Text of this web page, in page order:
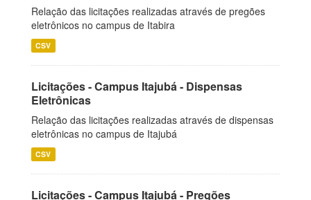
Relação das licitações realizadas através de pregões
eletrônicos no campus de Itabira
CSV
Licitações - Campus Itajubá - Dispensas
Eletrônicas
Relação das licitações realizadas através de dispensas
eletrônicas no campus de Itajubá
CSV
Licitações - Campus Itajubá - Pregões